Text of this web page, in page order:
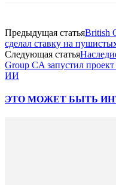
Предыдущая статьяBritish
сделал ставку на
Следующая статья
Group CA запустил
ИИ
ЭТО МОЖЕТ БЫТЬ